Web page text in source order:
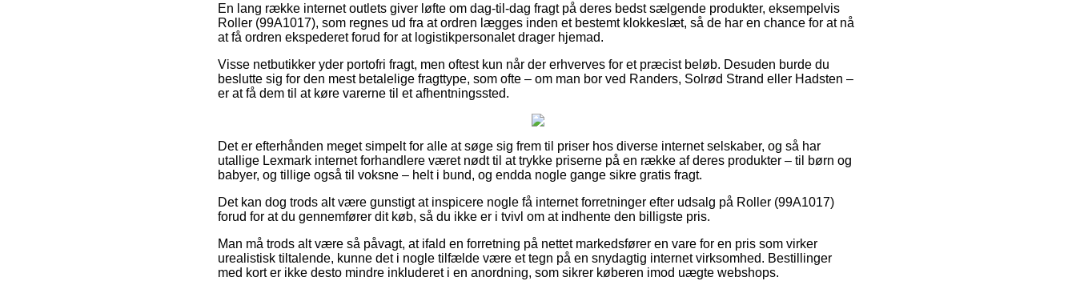
En lang række internet outlets giver løfte om dag-til-dag fragt på deres bedst sælgende produkter, eksempelvis
Roller (99A1017), som regnes ud fra at ordren lægges inden et bestemt klokkeslæt, så de har en chance for at nå
at få ordren ekspederet forud for at logistikpersonalet drager hjemad.
Visse netbutikker yder portofri fragt, men oftest kun når der erhverves for et præcist beløb. Desuden burde du
beslutte sig for den mest betalelige fragttype, som ofte – om man bor ved Randers, Solrød Strand eller Hadsten –
er at få dem til at køre varerne til et afhentningssted.
Det er efterhånden meget simpelt for alle at søge sig frem til priser hos diverse internet selskaber, og så har
utallige Lexmark internet forhandlere været nødt til at trykke priserne på en række af deres produkter – til børn og
babyer, og tillige også til voksne – helt i bund, og endda nogle gange sikre gratis fragt.
Det kan dog trods alt være gunstigt at inspicere nogle få internet forretninger efter udsalg på Roller (99A1017)
forud for at du gennemfører dit køb, så du ikke er i tvivl om at indhente den billigste pris.
Man må trods alt være så påvagt, at ifald en forretning på nettet markedsfører en vare for en pris som virker
urealistisk tiltalende, kunne det i nogle tilfælde være et tegn på en snydagtig internet virksomhed. Bestillinger
med kort er ikke desto mindre inkluderet i en anordning, som sikrer køberen imod uægte webshops.